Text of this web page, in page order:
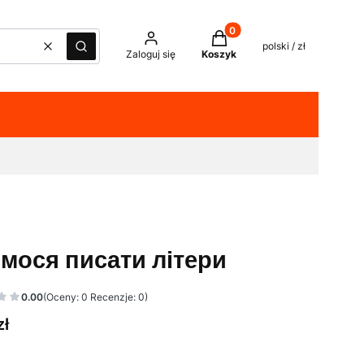
WyczyśćSzukaj Zaloguj się
Produkty w koszyku: 0.
Koszyk
polski / zł
писати літери
0.00(Oceny: 0 Recenzje: 0)